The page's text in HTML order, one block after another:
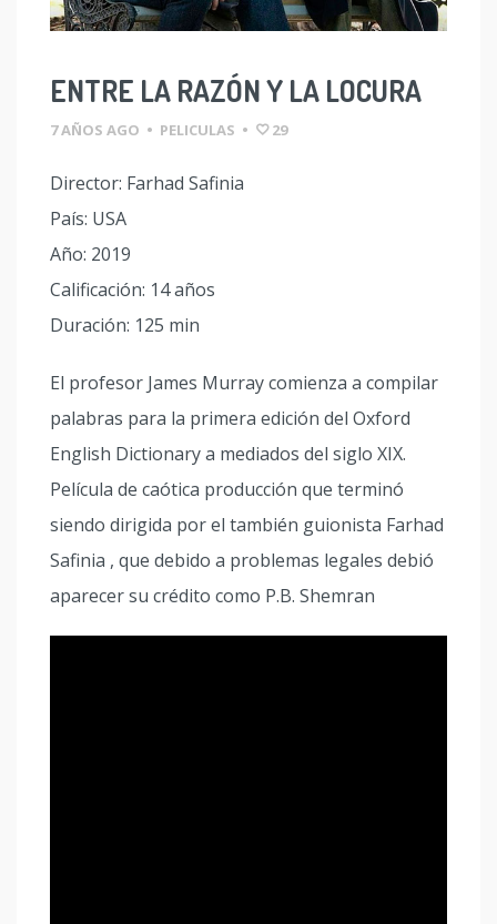
ENTRE LA RAZÓN Y LA LOCURA
7 AÑOS AGO • PELICULAS • 29
Director: Farhad Safinia
País: USA
Año: 2019
Calificación: 14 años
Duración: 125 min
El profesor James Murray comienza a compilar
palabras para la primera edición del Oxford
English Dictionary a mediados del siglo XIX.
Película de caótica producción que terminó
siendo dirigida por el también guionista Farhad
Safinia , que debido a problemas legales debió
aparecer su crédito como P.B. Shemran